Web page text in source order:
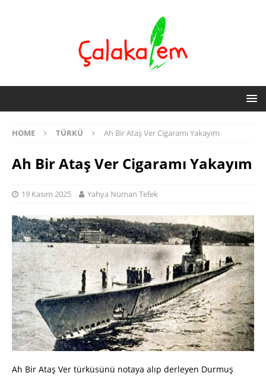
HOME TÜRKÜ Ah Bir Ataş Ver Cigaramı Yakayım
Ah Bir Ataş Ver Cigaramı Yakayım
19 Kasım 2025 Yahya Numan Tefek
Ah Bir Ataş Ver türküsünü notaya alıp derleyen Durmuş